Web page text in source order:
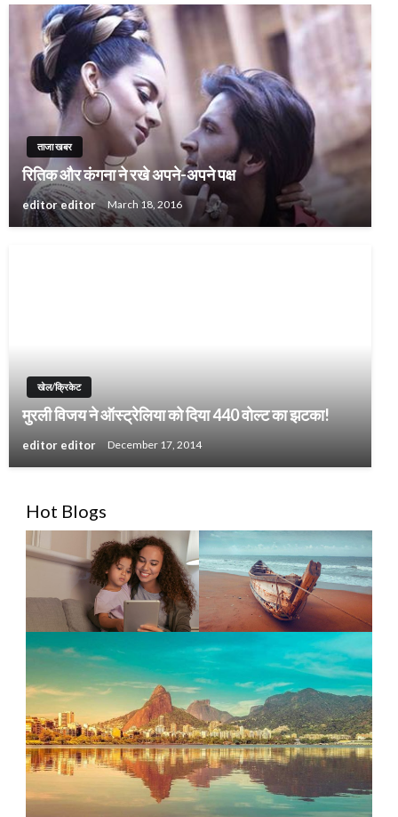
ताजा खबर
रितिक और कंगना ने रखे अपने-अपने पक्ष
editor editor March 18, 2016
खेल/क्रिकेट
मुरली विजय ने ऑस्ट्रेलिया को दिया 440 वोल्ट का झटका!
editor editor December 17, 2014
Hot Blogs